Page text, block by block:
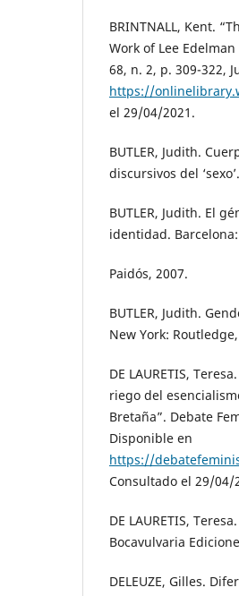
BRINTNALL, Kent.
Work of Lee
68, n. 2, p. 309-322,
https://
el 29/04/2021.
BUTLER, Judith.
discursivos del
BUTLER, Judith. El
identidad. Barcelona:
Paidós, 2007.
BUTLER, Judith.
New York:
DE LAURETIS,
riego del
Bretaña”. Debate
Disponible en
https://
Consultado el 29/04/
DE LAURETIS,
Bocavulvaria
DELEUZE, Gilles.